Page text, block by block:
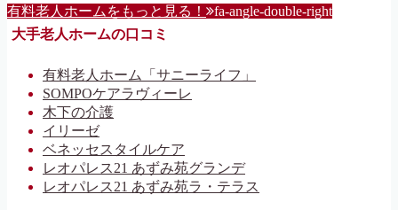
有料老人ホームをもっと見る！ fa-angle-double-right
大手老人ホームの口コミ
有料老人ホーム「サニーライフ」
SOMPOケアラヴィーレ
木下の介護
イリーゼ
ベネッセスタイルケア
レオパレス21 あずみ苑グランデ
レオパレス21 あずみ苑ラ・テラス